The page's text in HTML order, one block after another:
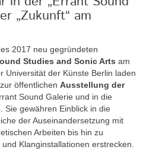
„Zukunft“ am
2017 neu gegründeten
Studies and Sonic Arts am
Universität der Künste Berlin laden
öffentlichen Ausstellung der
Sound Galerie und in die
Sie gewähren Einblick in die
der Auseinandersetzung mit
Arbeiten bis hin zu
Klanginstallationen erstrecken.